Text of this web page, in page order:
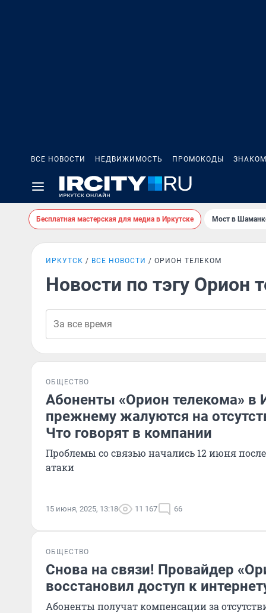
ВСЕ НОВОСТИ НЕДВИЖИМОСТЬ ПРОМОКОДЫ
Бесплатная мастерская для медиа в Иркутске Мост в
ИРКУТСК ВСЕ НОВОСТИ ОРИОН ТЕЛЕКОМ
Новости по тэгу Орион
ОБЩЕСТВО
Абоненты «Орион телекома» в
прежнему жалуются на
Что говорят в компании
Проблемы со связью начались 12 июня
атаки
15 июня, 2025, 13:18 11 167 66
ОБЩЕСТВО
Снова на связи! Провайдер
восстановил доступ к
Абоненты получат компенсации за